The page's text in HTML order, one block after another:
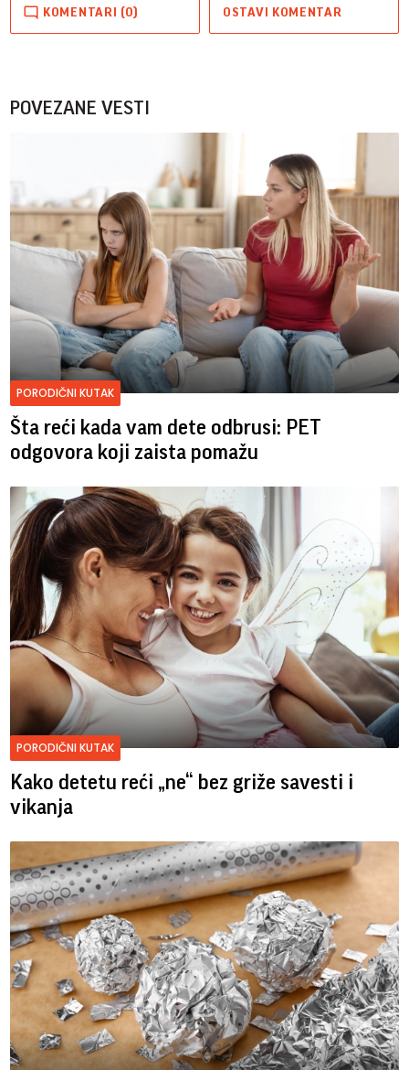
KOMENTARI (0) OSTAVI KOMENTAR
POVEZANE VESTI
PORODIČNI KUTAK
Šta reći kada vam dete odbrusi: PET
odgovora koji zaista pomažu
PORODIČNI KUTAK
Kako detetu reći „ne“ bez griže savesti i
vikanja